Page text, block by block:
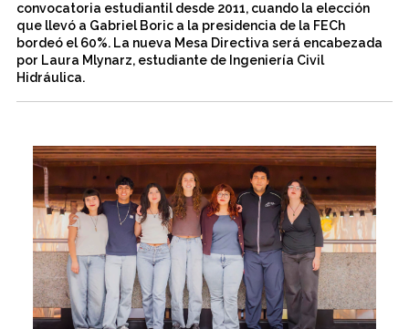
ADMISIÓN
PERIODISMO CINE Y TV
convocatoria estudiantil desde 2011, cuando la elección
que llevó a Gabriel Boric a la presidencia de la FECh
bordeó el 60%. La nueva Mesa Directiva será encabezada
por Laura Mlynarz, estudiante de Ingeniería Civil
Hidráulica.